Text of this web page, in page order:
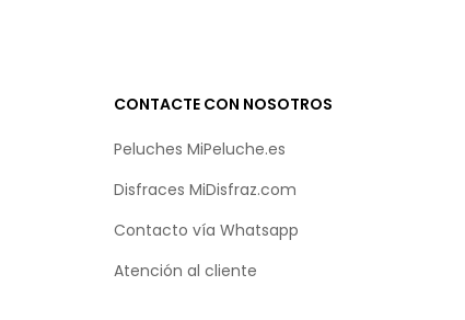
CONTACTE CON NOSOTROS
Peluches MiPeluche.es
Disfraces MiDisfraz.com
Contacto vía Whatsapp
Atención al cliente